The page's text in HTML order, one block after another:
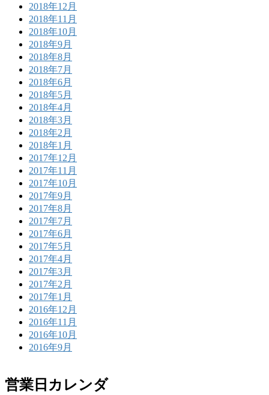
2018年12月
2018年11月
2018年10月
2018年9月
2018年8月
2018年7月
2018年6月
2018年5月
2018年4月
2018年3月
2018年2月
2018年1月
2017年12月
2017年11月
2017年10月
2017年9月
2017年8月
2017年7月
2017年6月
2017年5月
2017年4月
2017年3月
2017年2月
2017年1月
2016年12月
2016年11月
2016年10月
2016年9月
営業日カレンダ